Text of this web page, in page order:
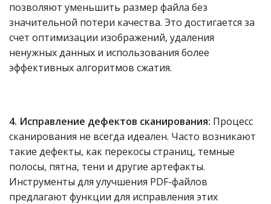
позволяют уменьшить размер файла без
значительной потери качества. Это достигается за
счет оптимизации изображений, удаления
ненужных данных и использования более
эффективных алгоритмов сжатия.
4. Исправление дефектов сканирования: Процесс
сканирования не всегда идеален. Часто возникают
такие дефекты, как перекосы страниц, темные
полосы, пятна, тени и другие артефакты.
Инструменты для улучшения PDF-файлов
предлагают функции для исправления этих